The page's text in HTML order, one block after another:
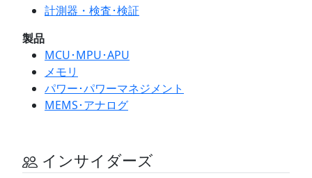
計測器・検査･検証
製品
MCU･MPU･APU
メモリ
パワー･パワーマネジメント
MEMS･アナログ
インサイダーズ